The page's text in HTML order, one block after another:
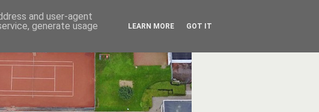
and user-agent
generate usage
LEARN MORE GOT IT